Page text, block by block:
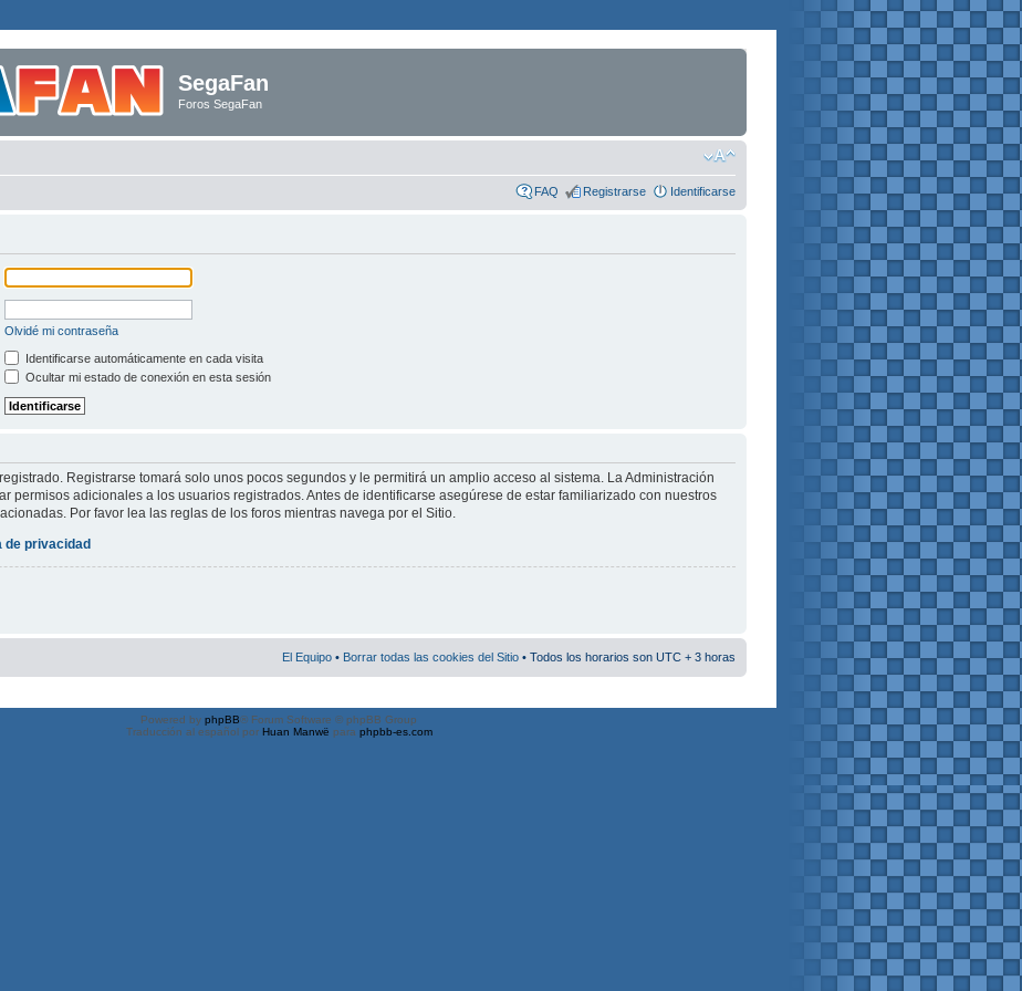
SegaFan
Foros SegaFan
FAQ Registrarse Identificarse
Olvidé mi contraseña
Identificarse automáticamente en cada visita
Ocultar mi estado de conexión en esta sesión
Registrarse tomará solo unos pocos segundos y le permitirá un amplio acceso al sistema. La Administración
permisos adicionales a los usuarios registrados. Antes de identificarse asegúrese de estar familiarizado con nuestros
Por favor lea las reglas de los foros mientras navega por el Sitio.
de privacidad
El Equipo • Borrar todas las cookies del Sitio • Todos los horarios son UTC + 3 horas
Powered by phpBB® Forum Software © phpBB Group
Traducción al español por Huan Manwë para phpbb-es.com